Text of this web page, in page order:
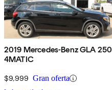
2019 Mercedes-Benz GLA 250
4MATIC
$9,999 Gran oferta